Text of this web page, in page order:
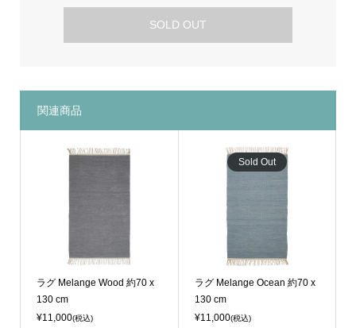
SOLD OUT
関連商品
ラグ Melange Wood 約70 x
130 cm
¥11,000(税込)
Sold Out
ラグ Melange Ocean 約70 x
130 cm
¥11,000(税込)